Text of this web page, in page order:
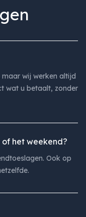
wij werken altijd
wat u betaalt, zonder
het weekend?
Ook op